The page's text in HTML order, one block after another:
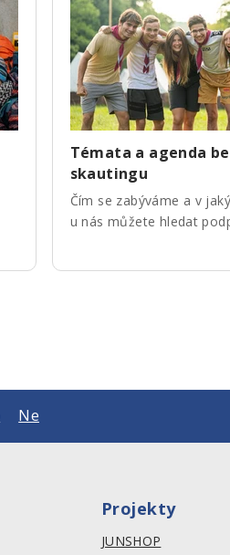
Témata a agenda
skautingu
Čím se zabýváme a v
u nás můžete hledat
Ne
Projekty
JUNSHOP